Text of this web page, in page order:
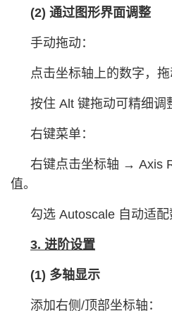
(2) 通过图形界面调整
手动拖动：
点击坐标轴上的数字，拖
按住 Alt 键拖动可精细调
右键菜单：
右键点击坐标轴 → Axis
值。
勾选 Autoscale 自动适配
3. 进阶设置
(1) 多轴显示
添加右侧/顶部坐标轴：